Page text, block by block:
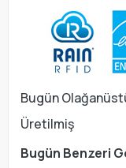
Bugün
Üretilmiş
Bugün Benzeri